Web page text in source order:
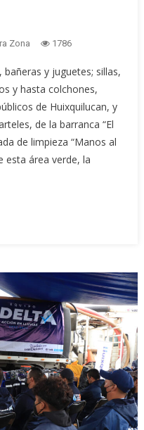
Zona 1786
y juguetes; sillas,
y hasta colchones,
de Huixquilucan, y
de la barranca “El
de limpieza “Manos al
esta área verde, la